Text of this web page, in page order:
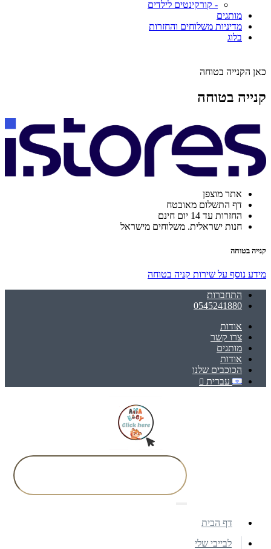
- קורקינטים לילדים
מותגים
מדיניות משלוחים והחזרות
בלוג
כאן הקנייה בטוחה
קנייה בטוחה
אתר מוצפן
דף התשלום מאובטח
החזרות עד 14 יום חינם
חנות ישראלית. משלוחים מישראל
קנייה בטוחה
מידע נוסף על שירות קניה בטוחה
התחברות
0545241880
אודות
צרו קשר
מותגים
אודות
הכוכבים שלנו
עברית
דף הבית
לבייבי שלי